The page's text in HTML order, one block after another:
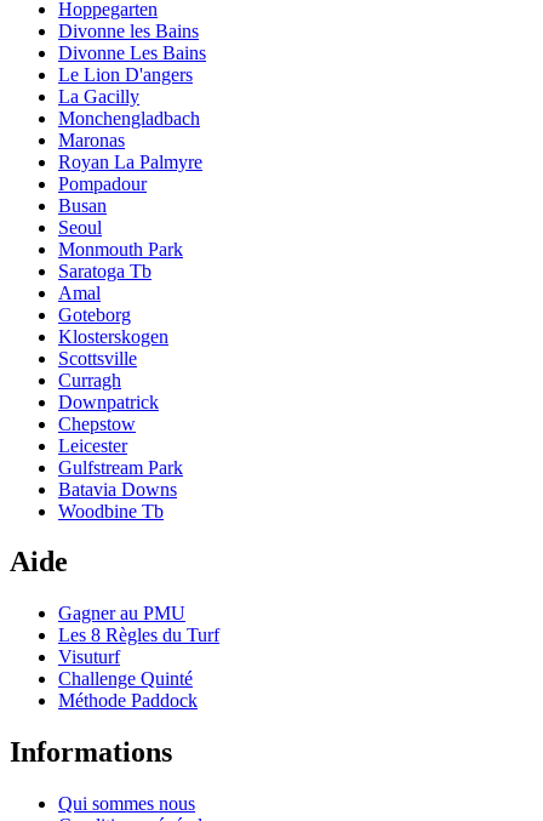
Hoppegarten
Divonne les Bains
Divonne Les Bains
Le Lion D'angers
La Gacilly
Monchengladbach
Maronas
Royan La Palmyre
Pompadour
Busan
Seoul
Monmouth Park
Saratoga Tb
Amal
Goteborg
Klosterskogen
Scottsville
Curragh
Downpatrick
Chepstow
Leicester
Gulfstream Park
Batavia Downs
Woodbine Tb
Aide
Gagner au PMU
Les 8 Règles du Turf
Visuturf
Challenge Quinté
Méthode Paddock
Informations
Qui sommes nous